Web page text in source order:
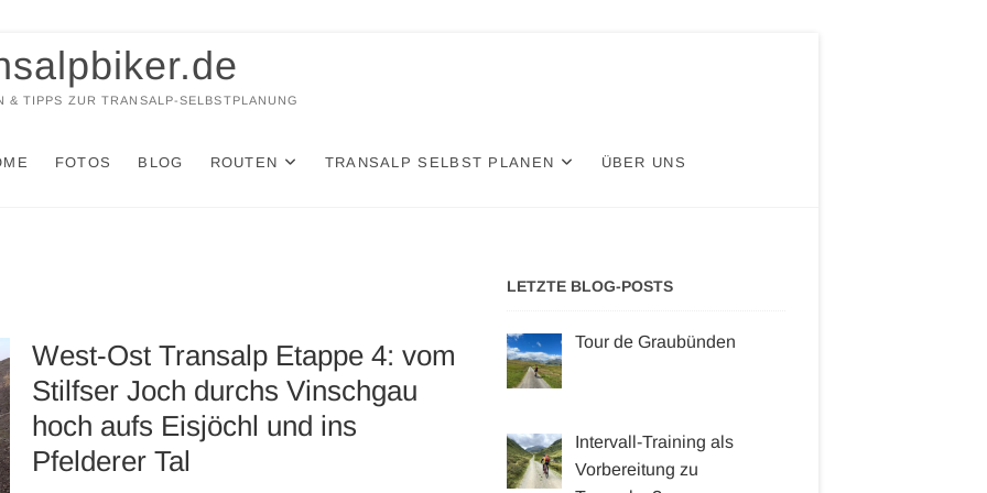
& TIPPS ZUR TRANSALP-SELBSTPLANUNG
FOTOS BLOG ROUTEN TRANSALP SELBST PLANEN ÜBER UNS
West-Ost Transalp Etappe 4: vom
Stilfser Joch durchs Vinschgau
hoch aufs Eisjöchl und ins
Pfelderer Tal
LETZTE BLOG-POSTS
Tour de Graubünden
Intervall-Training als
Vorbereitung zu